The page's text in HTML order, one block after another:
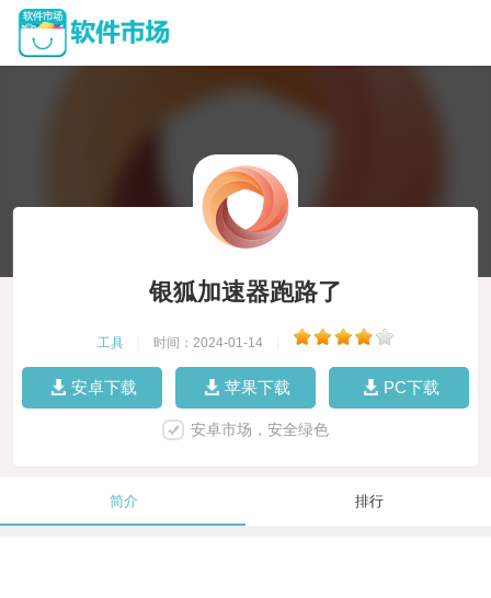
银狐加速器跑路了
工具 时间：2024-01-14
安卓下载 苹果下载 PC下载
安卓市场，安全绿色
简介 排行